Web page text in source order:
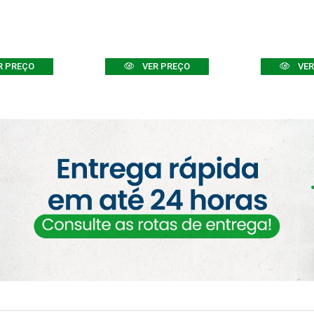
PREÇO VER PREÇO